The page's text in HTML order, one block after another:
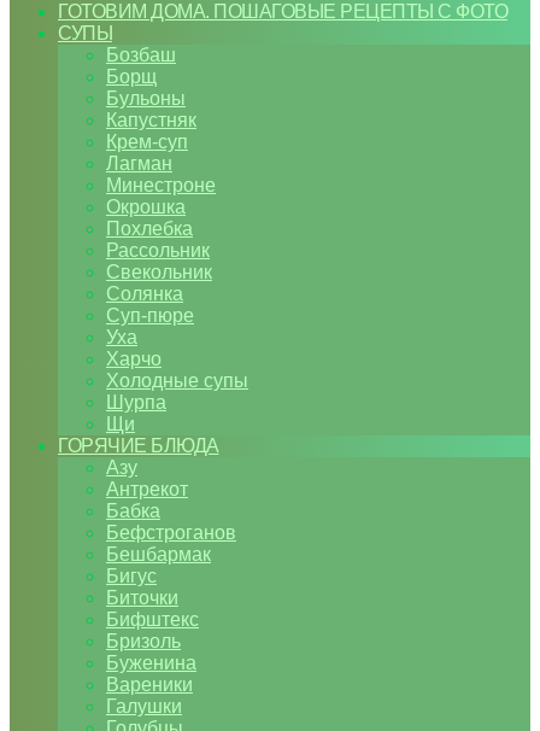
ГОТОВИМ ДОМА. ПОШАГОВЫЕ РЕЦЕПТЫ С ФОТО
СУПЫ
Бозбаш
Борщ
Бульоны
Капустняк
Крем-суп
Лагман
Минестроне
Окрошка
Похлебка
Рассольник
Свекольник
Солянка
Суп-пюре
Уха
Харчо
Холодные супы
Шурпа
Щи
ГОРЯЧИЕ БЛЮДА
Азу
Антрекот
Бабка
Бефстроганов
Бешбармак
Бигус
Биточки
Бифштекс
Бризоль
Буженина
Вареники
Галушки